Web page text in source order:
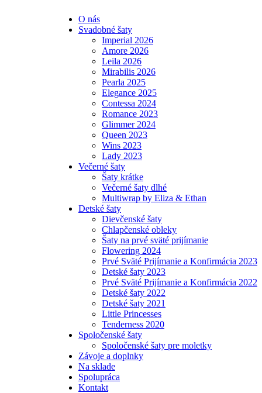
O nás
Svadobné šaty
Imperial 2026
Amore 2026
Leila 2026
Mirabilis 2026
Pearla 2025
Elegance 2025
Contessa 2024
Romance 2023
Glimmer 2024
Queen 2023
Wins 2023
Lady 2023
Večerné šaty
Šaty krátke
Večerné šaty dlhé
Multiwrap by Eliza & Ethan
Detské šaty
Dievčenské šaty
Chlapčenské obleky
Šaty na prvé sväté prijímanie
Flowering 2024
Prvé Sväté Prijímanie a Konfirmácia 2023
Detské šaty 2023
Prvé Sväté Prijímanie a Konfirmácia 2022
Detské šaty 2022
Detské šaty 2021
Little Princesses
Tenderness 2020
Spoločenské šaty
Spoločenské šaty pre moletky
Závoje a doplnky
Na sklade
Spolupráca
Kontakt